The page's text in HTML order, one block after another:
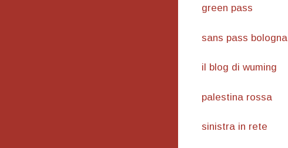
green pass
sans pass bologna
il blog di wuming
palestina rossa
sinistra in rete